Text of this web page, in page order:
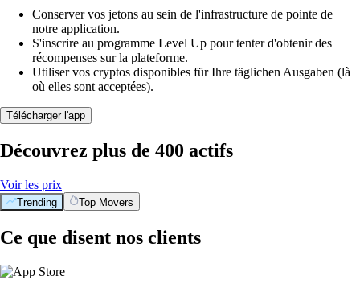
Conserver vos jetons au sein de l'infrastructure de pointe de
notre application.
S'inscrire au programme Level Up pour tenter d'obtenir des
récompenses sur la plateforme.
Utiliser vos cryptos disponibles für Ihre täglichen Ausgaben (là
où elles sont acceptées).
Télécharger l'app
Découvrez plus de 400 actifs
Voir les prix
Trending Top Movers
Ce que disent nos clients